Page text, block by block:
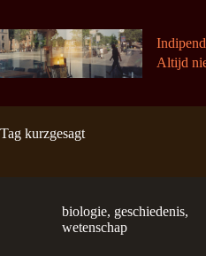
de
inhoud
Altijd
Tag kurzgesagt
biologie, geschiedenis,
wetenschap